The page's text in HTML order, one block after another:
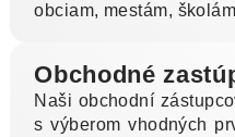
obciam, mestám,
Obchodné
Naši obchodní
s výberom vhodných